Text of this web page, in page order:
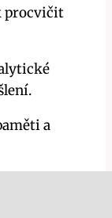
procvičit
a